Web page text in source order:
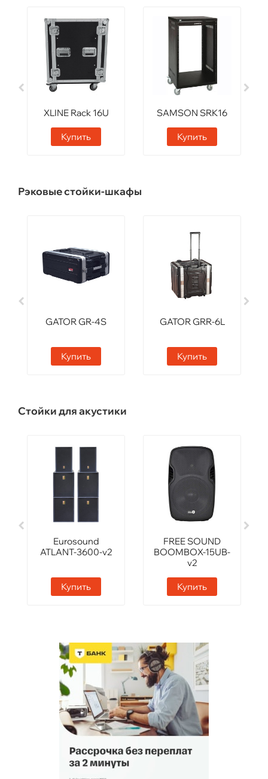
XLINE Rack 16U
Купить
SAMSON SRK16
Купить
Рэковые стойки-шкафы
GATOR GR-4S
Купить
GATOR GRR-6L
Купить
Стойки для акустики
Eurosound
ATLANT-3600-v2
Купить
FREE SOUND
BOOMBOX-15UB-
v2
Купить